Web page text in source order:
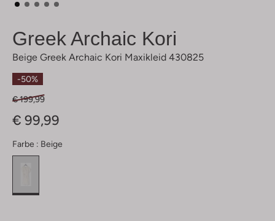
Greek Archaic Kori
Beige Greek Archaic Kori Maxikleid 430825
-50%
€ 199,99
€ 99,99
Farbe : Beige